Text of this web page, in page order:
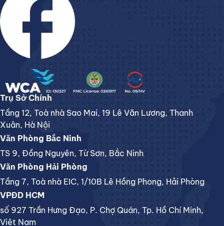
Trụ Sở Chính
Tầng 12, Toà nhà Sao Mai, 19 Lê Văn Lương, Thanh
Xuân, Hà Nội
Văn Phòng Bắc Ninh
TS 9, Đồng Nguyên, Từ Sơn, Bắc Ninh
Văn Phòng Hải Phòng
Tầng 7, Toà nhà EIC, 1/10B Lê Hồng Phong, Hải Phòng
VPĐD HCM
số 927 Trần Hưng Đạo, P. Chợ Quán, Tp. Hồ Chí Minh,
Việt Nam